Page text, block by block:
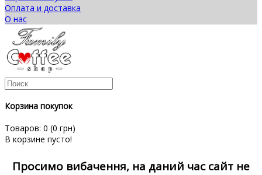
Оплата и доставка
О нас
Корзина покупок
Товаров: 0 (0 грн)
В корзине пусто!
Просимо вибачення, на даний час сайт не